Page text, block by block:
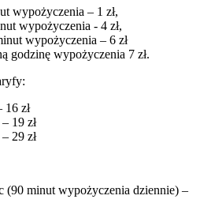
wypożyczenia – 1 zł,
wypożyczenia - 4 zł,
wypożyczenia – 6 zł
godzinę wypożyczenia 7 zł.
16 zł
19 zł
29 zł
(90 minut wypożyczenia dziennie) –